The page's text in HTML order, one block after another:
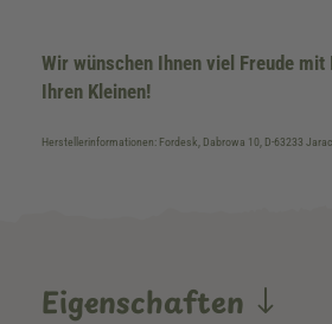
Wir wünschen Ihnen viel Freude mit
Ihren Kleinen!
Herstellerinformationen: Fordesk, Dabrowa 10, D-63233
Eigenschaften